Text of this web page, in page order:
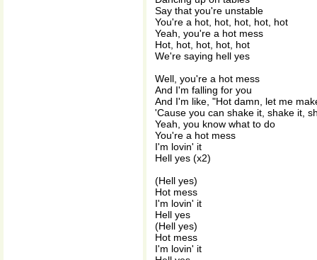
Say that you're unstable
You're a hot, hot, hot, hot, hot
Yeah, you're a hot mess
Hot, hot, hot, hot, hot
We're saying hell yes
Well, you're a hot mess
And I'm falling for you
And I'm like, "Hot damn, let me
'Cause you can shake it, shake it,
Yeah, you know what to do
You're a hot mess
I'm lovin' it
Hell yes (x2)
(Hell yes)
Hot mess
I'm lovin' it
Hell yes
(Hell yes)
Hot mess
I'm lovin' it